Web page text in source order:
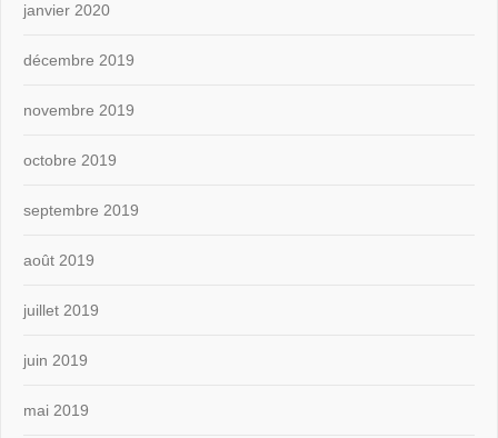
janvier 2020
décembre 2019
novembre 2019
octobre 2019
septembre 2019
août 2019
juillet 2019
juin 2019
mai 2019